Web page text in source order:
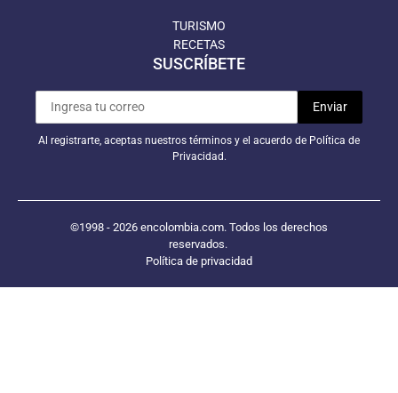
TURISMO
RECETAS
SUSCRÍBETE
Al registrarte, aceptas nuestros términos y el acuerdo de Política de
Privacidad.
©1998 - 2026 encolombia.com. Todos los derechos
reservados.
Política de privacidad